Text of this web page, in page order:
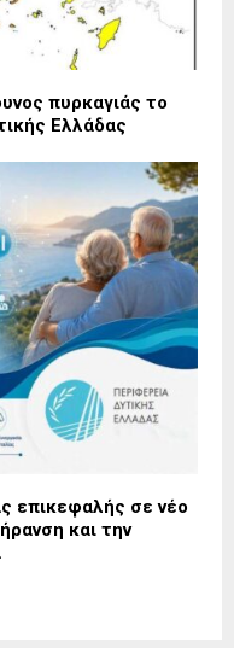
πυρκαγιάς το
Ελλάδας
επικεφαλής σε νέο
και την